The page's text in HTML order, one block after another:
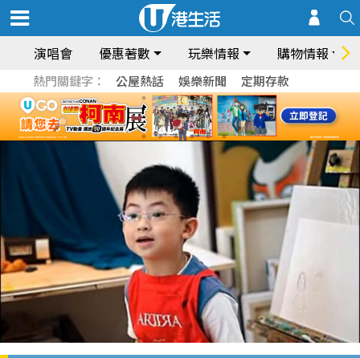
演唱會 優惠著數 玩樂情報 購物情報
熱門關鍵字： 公屋熱話 娛樂新聞 定期存款